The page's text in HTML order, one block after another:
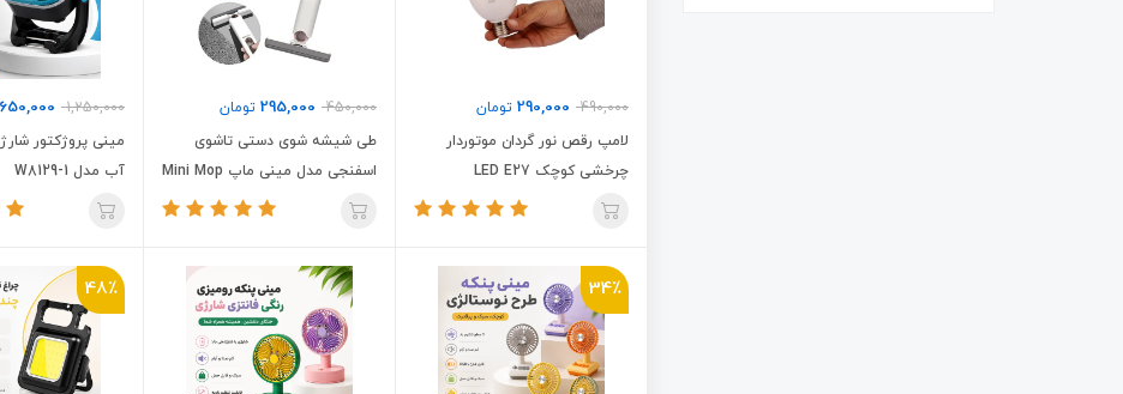
490,000
290,000 تومان
لامپ رقص نور گردان موتوردار
چرخشی کوچک LED E27
450,000
295,000 تومان
طی شیشه شوی دستی تاشوی
اسفنجی مدل مینی ماپ Mini Mop
1,250,000
650,000
مینی پروژکتور
آب مدل W8129-1
34٪ 48٪